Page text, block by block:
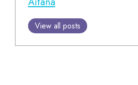
View all posts